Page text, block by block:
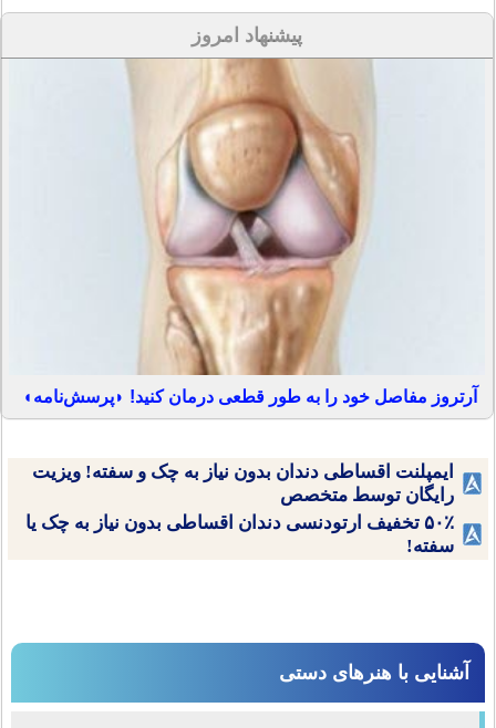
پیشنهاد امروز
آرتروز مفاصل خود را به طور قطعی درمان کنید! ◗پرسش‌نامه◖
ایمپلنت اقساطی دندان بدون نیاز به چک و سفته! ویزیت
رایگان توسط متخصص
۵۰٪ تخفیف ارتودنسی دندان اقساطی بدون نیاز به چک یا
سفته!
آشنایی با هنرهای دستی